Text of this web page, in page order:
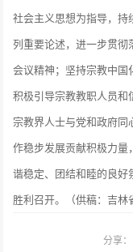
社会主义思想为指导，
列重要论述，进一步贯
会议精神；坚持宗教中国
积极引导宗教教职人员
宗教界人士与党和政府
作稳步发展贡献积极力
谐稳定、团结和睦的良
胜利召开。（供稿：吉林
分享：